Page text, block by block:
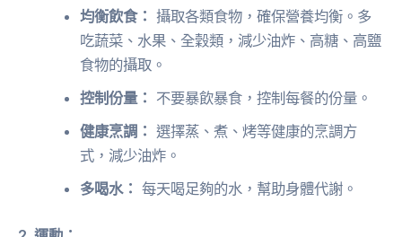
均衡飲食： 攝取各類食物，確保營養均衡。多
吃蔬菜、水果、全穀類，減少油炸、高糖、高鹽
食物的攝取。
控制份量： 不要暴飲暴食，控制每餐的份量。
健康烹調： 選擇蒸、煮、烤等健康的烹調方
式，減少油炸。
多喝水： 每天喝足夠的水，幫助身體代謝。